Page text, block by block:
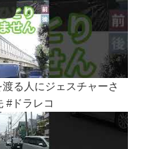
る人にジェスチャーさ
#ドラレコ